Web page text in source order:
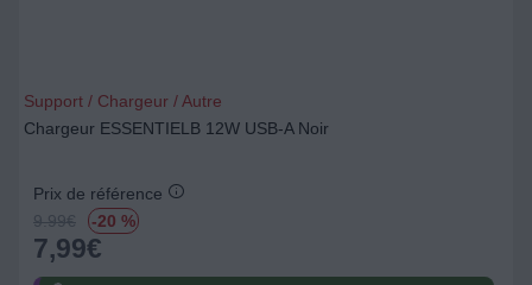
Support / Chargeur / Autre
Chargeur ESSENTIELB 12W USB-A Noir
Prix de référence
9.99€ -20 %
7,99€